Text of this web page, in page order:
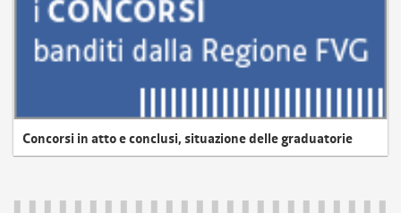
Concorsi in atto e conclusi, situazione delle graduatorie